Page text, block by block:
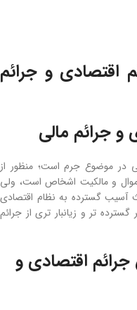
اقتصادی و جرائم
و جرائم مالی
در موضوع جرم است؛ منظور از
و مالکیت اشخاص است، ولی
آسیب گسترده به نظام اقتصادی
­تر و زیان­بار تری از جرائم
اقتصادی و